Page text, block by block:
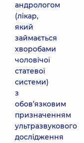
андрологом
(лікар,
який
займається
хворобами
чоловічої
статевої
системи)
з
обов’язковим
призначенням
ультразвукового
дослідження